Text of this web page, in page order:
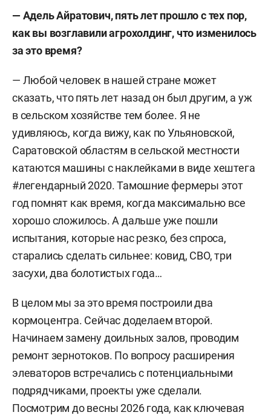
— Адель Айратович, пять лет прошло с тех пор,
как вы возглавили агрохолдинг, что изменилось
за это время?
— Любой человек в нашей стране может
сказать, что пять лет назад он был другим, а уж
в сельском хозяйстве тем более. Я не
удивляюсь, когда вижу, как по Ульяновской,
Саратовской областям в сельской местности
катаются машины с наклейками в виде хештега
#легендарный 2020. Тамошние фермеры этот
год помнят как время, когда максимально все
хорошо сложилось. А дальше уже пошли
испытания, которые нас резко, без спроса,
старались сделать сильнее: ковид, СВО, три
засухи, два болотистых года…
В целом мы за это время построили два
кормоцентра. Сейчас доделаем второй.
Начинаем замену доильных залов, проводим
ремонт зернотоков. По вопросу расширения
элеваторов встречались с потенциальными
подрядчиками, проекты уже сделали.
Посмотрим до весны 2026 года, как ключевая